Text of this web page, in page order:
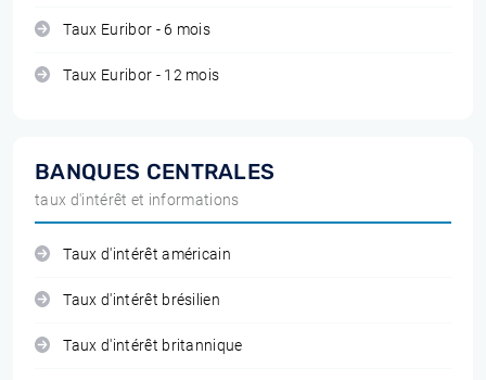
Taux Euribor - 6 mois
Taux Euribor - 12 mois
BANQUES CENTRALES
taux d'intérêt et informations
Taux d'intérêt américain
Taux d'intérêt brésilien
Taux d'intérêt britannique